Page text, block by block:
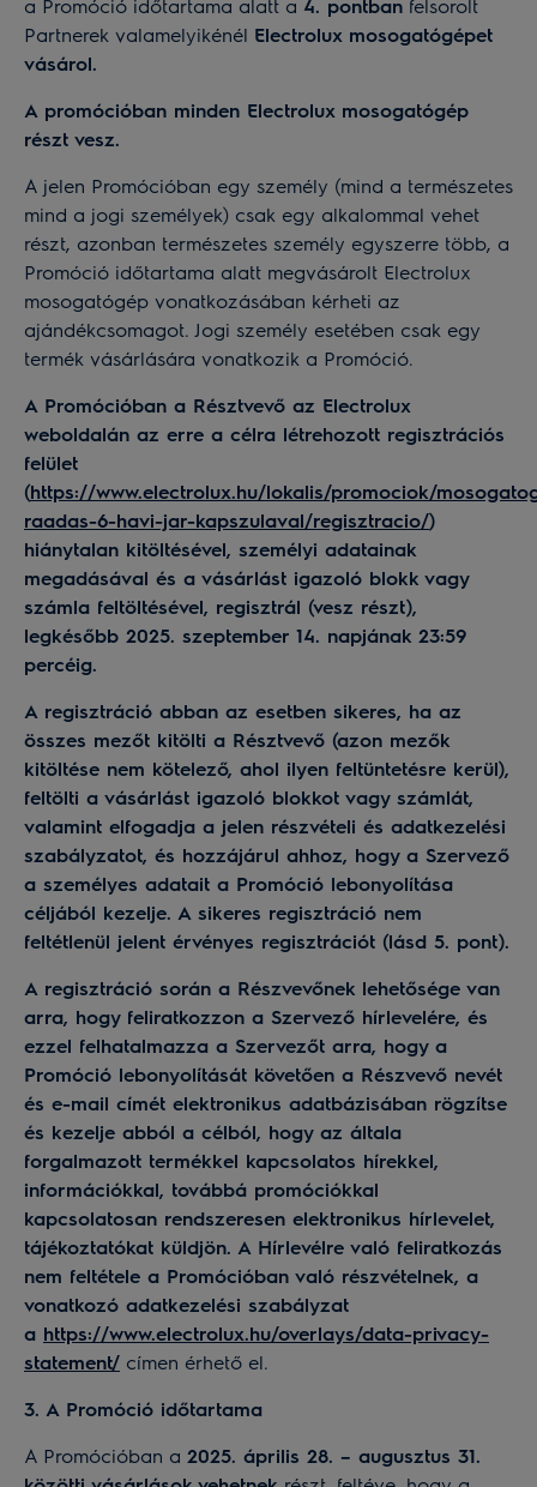
a Promóció időtartama alatt a 4. pontban felsorolt
Partnerek valamelyikénél Electrolux mosogatógépet
vásárol.
A promócióban minden Electrolux mosogatógép
részt vesz.
A jelen Promócióban egy személy (mind a természetes
mind a jogi személyek) csak egy alkalommal vehet
részt, azonban természetes személy egyszerre több, a
Promóció időtartama alatt megvásárolt Electrolux
mosogatógép vonatkozásában kérheti az
ajándékcsomagot. Jogi személy esetében csak egy
termék vásárlására vonatkozik a Promóció.
A Promócióban a Résztvevő az Electrolux
weboldalán az erre a célra létrehozott regisztrációs
felület
(https://www.electrolux.hu/lokalis/promociok/
raadas-6-havi-jar-kapszulaval/regisztracio/)
hiánytalan kitöltésével, személyi adatainak
megadásával és a vásárlást igazoló blokk vagy
számla feltöltésével, regisztrál (vesz részt),
legkésőbb 2025. szeptember 14. napjának 23:59
percéig.
A regisztráció abban az esetben sikeres, ha az
összes mezőt kitölti a Résztvevő (azon mezők
kitöltése nem kötelező, ahol ilyen feltüntetésre kerül),
feltölti a vásárlást igazoló blokkot vagy számlát,
valamint elfogadja a jelen részvételi és adatkezelési
szabályzatot, és hozzájárul ahhoz, hogy a Szervező
a személyes adatait a Promóció lebonyolítása
céljából kezelje. A sikeres regisztráció nem
feltétlenül jelent érvényes regisztrációt (lásd 5. pont).
A regisztráció során a Részvevőnek lehetősége van
arra, hogy feliratkozzon a Szervező hírlevelére, és
ezzel felhatalmazza a Szervezőt arra, hogy a
Promóció lebonyolítását követően a Részvevő nevét
és e-mail címét elektronikus adatbázisában rögzítse
és kezelje abból a célból, hogy az általa
forgalmazott termékkel kapcsolatos hírekkel,
információkkal, továbbá promóciókkal
kapcsolatosan rendszeresen elektronikus hírlevelet,
tájékoztatókat küldjön. A Hírlevélre való feliratkozás
nem feltétele a Promócióban való részvételnek, a
vonatkozó adatkezelési szabályzat
a https://www.electrolux.hu/overlays/data-privacy-
statement/ címen érhető el.
3. A Promóció időtartama
A Promócióban a 2025. április 28. – augusztus 31.